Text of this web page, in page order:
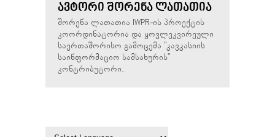
ᲐᲕᲢᲝᲠᲘ ᲨᲝᲠᲔᲜᲐ ᲚᲐᲗᲐᲗᲘᲐ
შორენა ლათათია IWPR-ის პროექტის
კოორდინატორია და ყოვლეკვირეული
საერთაშორისო გამოცემა "კავკასიის
საინფორმაციო სამსახურის"
კონტრიბუტორი.